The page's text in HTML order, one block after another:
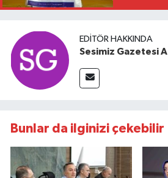
EDITÖR HAKKINDA
Sesimiz Gazetesi A
Bunlar da ilginizi çekebilir